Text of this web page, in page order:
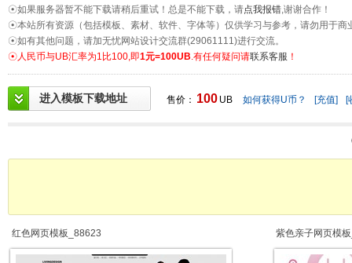
☉如果服务器暂不能下载请稍后重试！总是不能下载，请点我报错,谢谢合作！
☉本站所有资源（包括模板、素材、软件、字体等）仅供学习与参考，请勿用于商
☉如有其他问题，请加无忧网站设计交流群(29061111)进行交流。
☉人民币与UB汇率为1比100,即1元=100UB.有任何疑问请联系客服 ！
进入模板下载地址 售价： 100 UB 如何获得U币？ [充值] [
红色网页模板_88623 紫色亲子网页模